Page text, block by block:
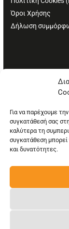
Για να παρέχουμε
συγκατάθεσή σας
καλύτερα τη
συγκατάθεση μπορεί
και δυνατότητες.
Όροι Χρήσης
Δήλωση
© Copyright: Ethos